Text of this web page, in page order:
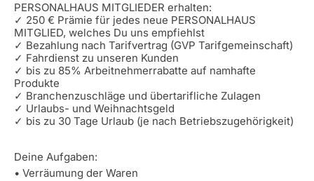
PERSONALHAUS MITGLIEDER erhalten:
✓ 250 € Prämie für jedes neue PERSONALHAUS
MITGLIED, welches Du uns empfiehlst
✓ Bezahlung nach Tarifvertrag (GVP Tarifgemeinschaft)
✓ Fahrdienst zu unseren Kunden
✓ bis zu 85% Arbeitnehmerrabatte auf namhafte
Produkte
✓ Branchenzuschläge und übertarifliche Zulagen
✓ Urlaubs- und Weihnachtsgeld
✓ bis zu 30 Tage Urlaub (je nach Betriebszugehörigkeit)
Deine Aufgaben:
• Verräumung der Waren